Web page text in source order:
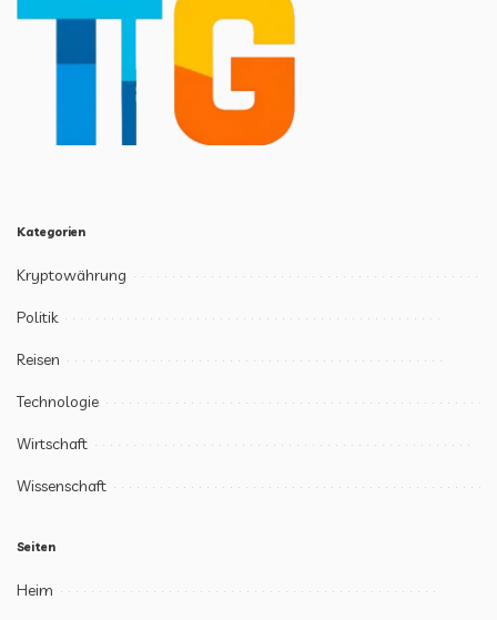
Kategorien
Kryptowährung
Politik
Reisen
Technologie
Wirtschaft
Wissenschaft
Seiten
Heim